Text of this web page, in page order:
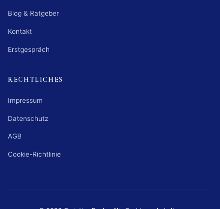
Blog & Ratgeber
Kontakt
Erstgespräch
RECHTLICHES
Impressum
Datenschutz
AGB
Cookie-Richtlinie